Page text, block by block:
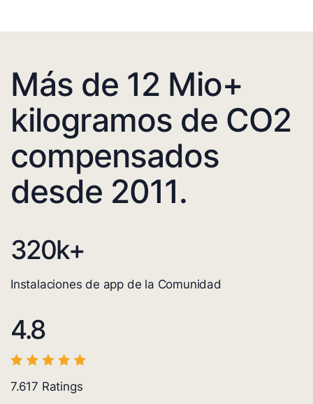
Más de 12 Mio+
kilogramos de CO2
compensados
desde 2011.
320k+
Instalaciones de app de la Comunidad
4.8
7.617 Ratings